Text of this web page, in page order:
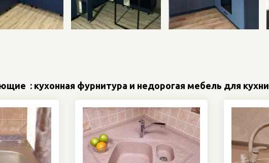
: кухонная фурнитура и недорогая мебель для кухни